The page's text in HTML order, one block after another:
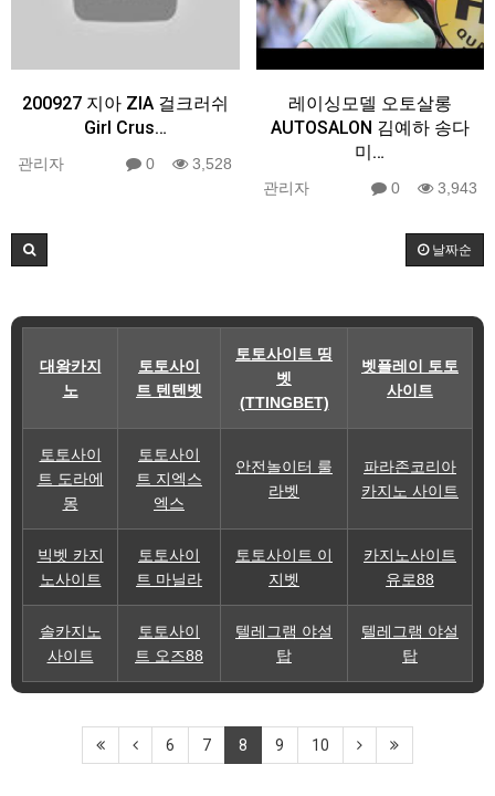
200927 지아 ZIA 걸크러쉬
Girl Crus…
관리자 0 3,528
레이싱모델 오토살롱
AUTOSALON 김예하 송다
미…
관리자 0 3,943
날짜순
대왕카지
노
토토사이
트 텐텐벳
토토사이트 띵
벳
(TTINGBET)
벳플레이 토토
사이트
토토사이
트 도라에
몽
토토사이
트 지엑스
엑스
안전놀이터 룰
라벳
파라존코리아
카지노 사이트
빅벳 카지
노사이트
토토사이
트 마닐라
토토사이트 이
지벳
카지노사이트
유로88
솔카지노
사이트
토토사이
트 오즈88
텔레그램 야설
탑
텔레그램 야설
탑
6 7 8 9 10